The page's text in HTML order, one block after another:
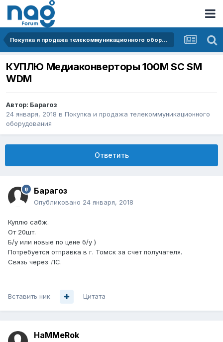
Покупка и продажа телекоммуникационного оборудования
КУПЛЮ Медиаконверторы 100М SC SM
WDM
Автор: Барагоз
24 января, 2018 в Покупка и продажа телекоммуникационного
оборудования
Ответить
Барагоз
Опубликовано 24 января, 2018
Куплю сабж.
От 20шт.
Б/у или новые по цене б/у )
Потребуется отправка в г. Томск за счет получателя.
Связь через ЛС.
Вставить ник Цитата
HaMMeRok